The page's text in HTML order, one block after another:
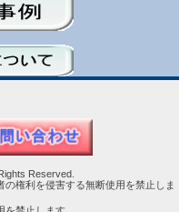
Reserved.
権利を侵害する無断使用を禁止しま